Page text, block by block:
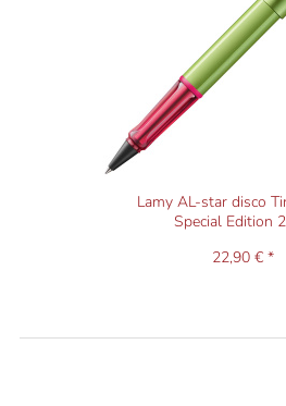
Lamy AL-star disco
Special Edition
22,90 € *